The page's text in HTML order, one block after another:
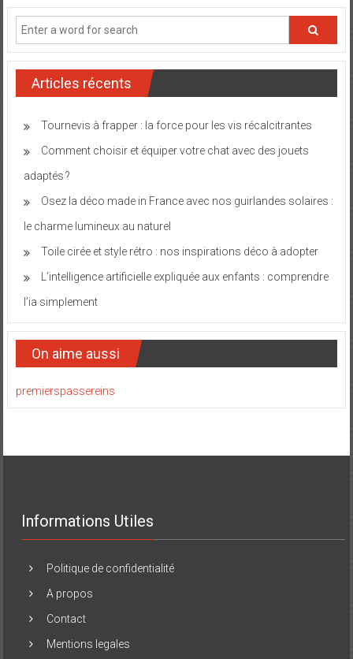
Articles récents
Tournevis à frapper : la force pour les vis récalcitrantes
Comment choisir et équiper votre chat avec des jouets
adaptés ?
Osez la déco made in France avec nos guirlandes solaires :
le charme lumineux au naturel
Toile cirée et style rétro : nos inspirations déco à adopter
L’intelligence artificielle expliquée aux enfants : comprendre
l’ia simplement
On aime aussi
premierspassereins
Informations Utiles
Politique de confidentialité
A propos
Contact
Mentions legales